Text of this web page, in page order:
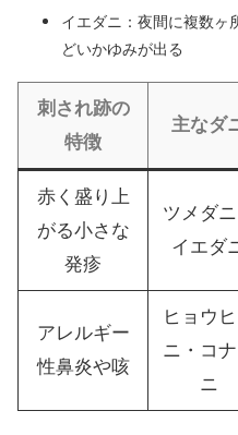
イエダニ：夜間に複数ヶ
どいかゆみが出る
刺され跡の
特徴
主なダ
赤く盛り上
がる小さな
発疹
ツメダニ
イエダ
アレルギー
性鼻炎や咳
ヒョウ
ニ・コ
ニ